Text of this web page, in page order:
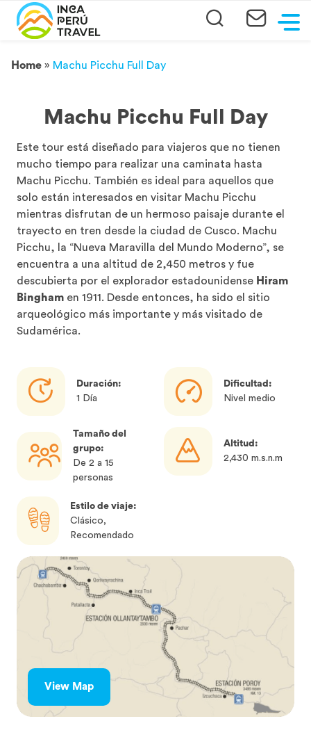
Home » Machu Picchu Full Day
Machu Picchu Full Day
Este tour está diseñado para viajeros que no tienen
mucho tiempo para realizar una caminata hasta
Machu Picchu. También es ideal para aquellos que
solo están interesados en visitar Machu Picchu
mientras disfrutan de un hermoso paisaje durante el
trayecto en tren desde la ciudad de Cusco. Machu
Picchu, la “Nueva Maravilla del Mundo Moderno”, se
encuentra a una altitud de 2,450 metros y fue
descubierta por el explorador estadounidense Hiram
Bingham en 1911. Desde entonces, ha sido el sitio
arqueológico más importante y más visitado de
Sudamérica.
Duración:
1 Día
Dificultad:
Nivel medio
Tamaño del
grupo:
De 2 a 15
personas
Altitud:
2,430 m.s.n.m
Estilo de viaje:
Clásico,
Recomendado
View Map